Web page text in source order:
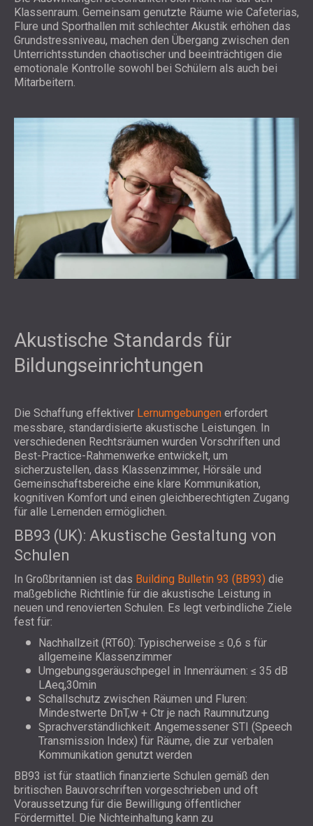
Klassenraum. Gemeinsam genutzte Räume wie Cafeterias,
Flure und Sporthallen mit schlechter Akustik erhöhen das
Grundstressniveau, machen den Übergang zwischen den
Unterrichtsstunden chaotischer und beeinträchtigen die
emotionale Kontrolle sowohl bei Schülern als auch bei
Mitarbeitern.
Akustische Standards für
Bildungseinrichtungen
Die Schaffung effektiver Lernumgebungen erfordert
messbare, standardisierte akustische Leistungen. In
verschiedenen Rechtsräumen wurden Vorschriften und
Best-Practice-Rahmenwerke entwickelt, um
sicherzustellen, dass Klassenzimmer, Hörsäle und
Gemeinschaftsbereiche eine klare Kommunikation,
kognitiven Komfort und einen gleichberechtigten Zugang
für alle Lernenden ermöglichen.
BB93 (UK): Akustische Gestaltung von
Schulen
In Großbritannien ist das Building Bulletin 93 (BB93) die
maßgebliche Richtlinie für die akustische Leistung in
neuen und renovierten Schulen. Es legt verbindliche Ziele
fest für:
Nachhallzeit (RT60): Typischerweise ≤ 0,6 s für
allgemeine Klassenzimmer
Umgebungsgeräuschpegel in Innenräumen: ≤ 35 dB
LAeq,30min
Schallschutz zwischen Räumen und Fluren:
Mindestwerte DnT,w + Ctr je nach Raumnutzung
Sprachverständlichkeit: Angemessener STI (Speech
Transmission Index) für Räume, die zur verbalen
Kommunikation genutzt werden
BB93 ist für staatlich finanzierte Schulen gemäß den
britischen Bauvorschriften vorgeschrieben und oft
Voraussetzung für die Bewilligung öffentlicher
Fördermittel. Die Nichteinhaltung kann zu